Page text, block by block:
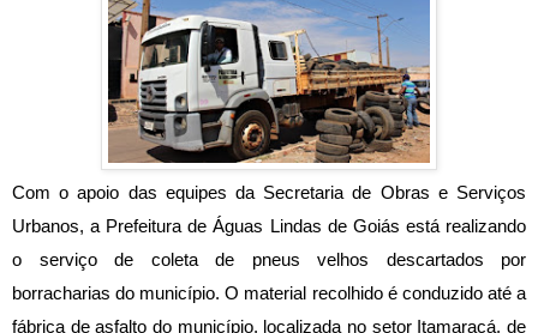
Com o apoio das equipes da Secretaria de Obras e Serviços
Urbanos, a Prefeitura de Águas Lindas de Goiás está realizando
o serviço de coleta de pneus velhos descartados por
borracharias do município. O material recolhido é conduzido até a
fábrica de asfalto do município, localizada no setor Itamaracá, de